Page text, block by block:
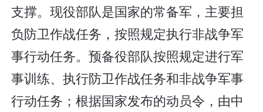
支撑。现役部队是国家的常备军，主要担
负防卫作战任务，按照规定执行非战争军
事行动任务。预备役部队按照规定进行军
事训练、执行防卫作战任务和非战争军事
行动任务；根据国家发布的动员令，由中